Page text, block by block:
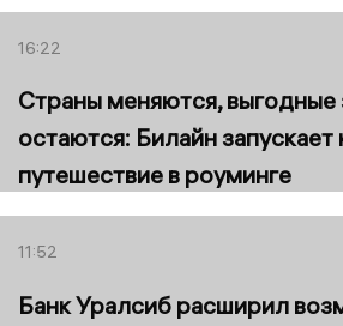
16:22
Страны меняются, выгодные
остаются: Билайн запускает
путешествие в роуминге
11:52
Банк Уралсиб расширил